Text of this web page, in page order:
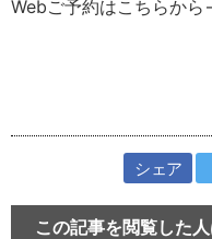
Webご予約はこちらか
シェア
この記事を閲覧した